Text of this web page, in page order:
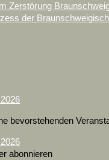
Zerstörung
der
bevorstehenden
abonnieren